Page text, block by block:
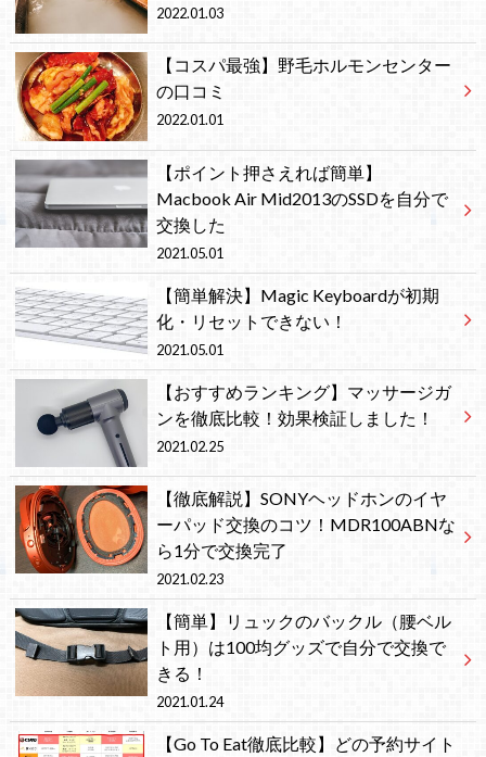
2022.01.03
【コスパ最強】野毛ホルモンセンター
の口コミ
2022.01.01
【ポイント押さえれば簡単】
Macbook Air Mid2013のSSDを自分で
交換した
2021.05.01
【簡単解決】Magic Keyboardが初期
化・リセットできない！
2021.05.01
【おすすめランキング】マッサージガ
ンを徹底比較！効果検証しました！
2021.02.25
【徹底解説】SONYヘッドホンのイヤ
ーパッド交換のコツ！MDR100ABNな
ら1分で交換完了
2021.02.23
【簡単】リュックのバックル（腰ベル
ト用）は100均グッズで自分で交換で
きる！
2021.01.24
【Go To Eat徹底比較】どの予約サイト